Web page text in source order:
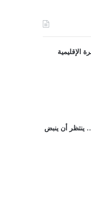
الإقليمية
ينتظر أن ينبض